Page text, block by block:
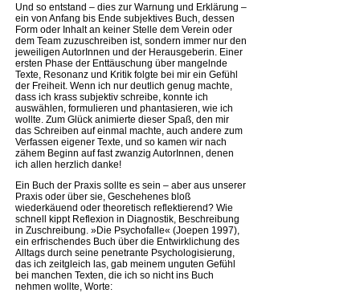
Und so entstand – dies zur Warnung und Erklärung –
ein von Anfang bis Ende subjektives Buch, dessen
Form oder Inhalt an keiner Stelle dem Verein oder
dem Team zuzuschreiben ist, sondern immer nur den
jeweiligen AutorInnen und der Herausgeberin. Einer
ersten Phase der Enttäuschung über mangelnde
Texte, Resonanz und Kritik folgte bei mir ein Gefühl
der Freiheit. Wenn ich nur deutlich genug machte,
dass ich krass subjektiv schreibe, konnte ich
auswählen, formulieren und phantasieren, wie ich
wollte. Zum Glück animierte dieser Spaß, den mir
das Schreiben auf einmal machte, auch andere zum
Verfassen eigener Texte, und so kamen wir nach
zähem Beginn auf fast zwanzig AutorInnen, denen
ich allen herzlich danke!
Ein Buch der Praxis sollte es sein – aber aus unserer
Praxis oder über sie, Geschehenes bloß
wiederkäuend oder theoretisch reflektierend? Wie
schnell kippt Reflexion in Diagnostik, Beschreibung
in Zuschreibung. »Die Psychofalle« (Joepen 1997),
ein erfrischendes Buch über die Entwirklichung des
Alltags durch seine penetrante Psychologisierung,
das ich zeitgleich las, gab meinem unguten Gefühl
bei manchen Texten, die ich so nicht ins Buch
nehmen wollte, Worte: